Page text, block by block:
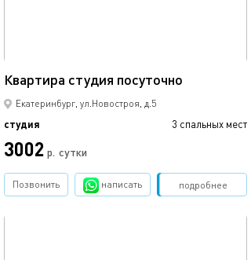
Квартира студия посуточно
Екатеринбург, ул.Новостроя, д.5
студия 3 спальных мест
3002 р. сутки
подробнее
Позвонить написать Забронировать